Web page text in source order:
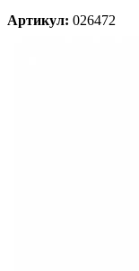
Артикул: 026472